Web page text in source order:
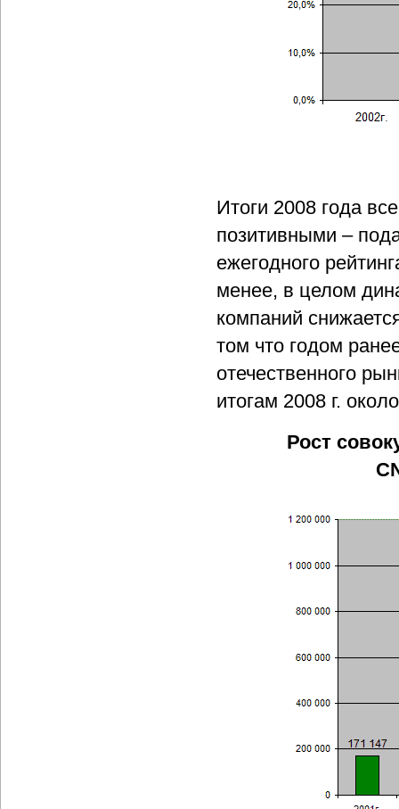
Итоги 2008 года
позитивными –
ежегодного
менее, в целом
компаний
том что годом
отечественного
итогам 2008 г.
Рост